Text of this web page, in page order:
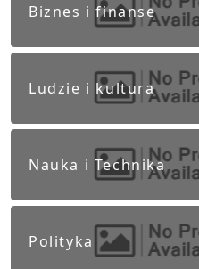
Biznes i finanse
Ludzie i kultura
Nauka i Technika
Polityka